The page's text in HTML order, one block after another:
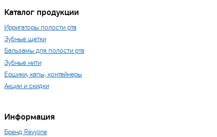
Каталог продукции
Ирригаторы полости рта
Зубные щетки
Бальзамы для полости рта
Зубные нити
Ершики, капы, контейнеры
Акции и скидки
Информация
Бренд Revyline